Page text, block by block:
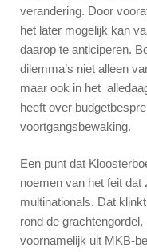
verandering. Door
het later mogelijk kan
daarop te anticiperen.
dilemma’s niet alleen
maar ook in het
heeft over
voortgangsbewaking.
Een punt dat
noemen van het feit
multinationals. Dat
rond de
voornamelijk uit MKB-